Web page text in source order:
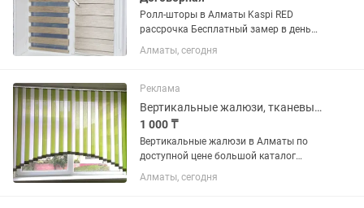
Ролл-шторы в Алматы Kaspi RED
рассрочка Бесплатный замер в день
обращения Ролл-шторы в коробе Ролл-
шторы однотонные мини Рулонные
кассетном механизме...
Алматы, сегодня
Реклама
Вертикальные жалюзи, тканевые жалюзи
1 000 ₸
Вертикальные жалюзи в Алматы по
доступной цене большой каталог
тканей обработанных анти пыль анти
пожар работаем быстро и качественно
Алматы, сегодня